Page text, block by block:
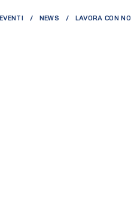
EVENTI NEWS LAVORA CON NOI